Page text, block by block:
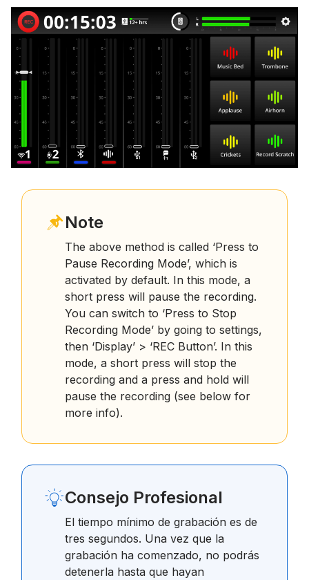
Note
The above method is called ‘Press to
Pause Recording Mode’, which is
activated by default. In this mode, a
short press will pause the recording.
You can switch to ‘Press to Stop
Recording Mode’ by going to settings,
then ‘Display’ > ‘REC Button’. In this
mode, a short press will stop the
recording and a press and hold will
pause the recording (see below for
more info).
Consejo Profesional
El tiempo mínimo de grabación es de
tres segundos. Una vez que la
grabación ha comenzado, no podrás
detenerla hasta que hayan